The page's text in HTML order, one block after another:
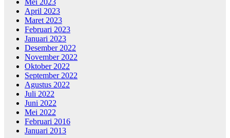
April 2023
Maret 2023
Februari 2023
Januari 2023
Desember 2022
November 2022
Oktober 2022
September 2022
Agustus 2022
Juli 2022
Juni 2022
Mei 2022
Februari 2016
Januari 2013